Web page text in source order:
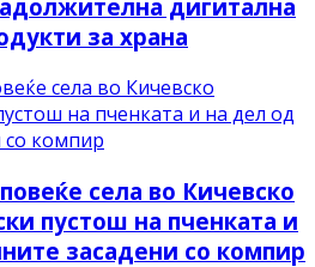
дигитална
за храна
села во Кичевско
пустош на пченката и
засадени со компир